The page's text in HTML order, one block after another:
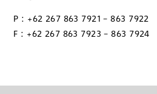
P : +62 267 863 7921 – 863 7922
F : +62 267 863 7923 – 863 7924